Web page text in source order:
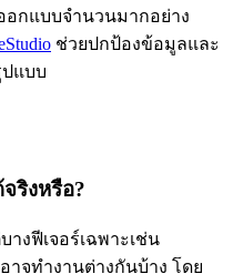
อกแบบจำนวนมากอย่าง
ช่วยปกป้องข้อมูลและ
แบบ
ริงหรือ?
างฟีเจอร์เฉพาะเช่น
อาจทำงานต่างกันบ้าง โดย